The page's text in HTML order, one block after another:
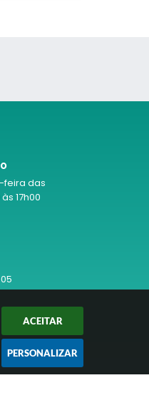
ACEITAR
PERSONALIZAR
feira das
17h00